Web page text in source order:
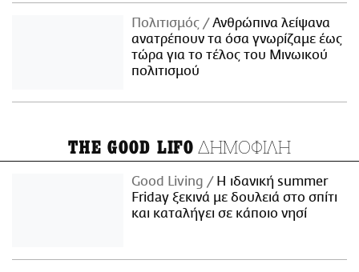
Πολιτισμός
Ανθρώπινα λείψανα
ανατρέπουν τα όσα γνωρίζαμε έως
τώρα για το τέλος του Μινωικού
πολιτισμού
THE GOOD LIFO ΔΗΜΟΦΙΛΗ
Good Living
Η ιδανική summer
Friday ξεκινά με δουλειά στο σπίτι
και καταλήγει σε κάποιο νησί